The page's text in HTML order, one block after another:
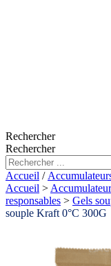
Rechercher
Rechercher
Accueil /
Accueil >
responsables > Gels
souple Kraft 0°C 300G